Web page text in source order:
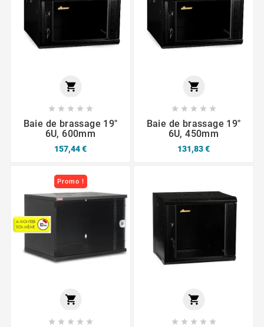

    
Baie de brassage 19"
6U, 600mm
157,44 €

    
Baie de brassage 19"
6U, 450mm
131,83 €
Promo !

    

    